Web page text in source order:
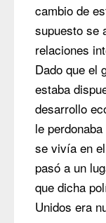
cambio de
supuesto se
relaciones
Dado que el
estaba
desarrollo
le
se vivía en
pasó a un
que dicha
Unidos era